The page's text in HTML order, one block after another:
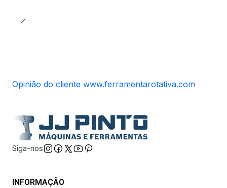
Opinião do cliente www.ferramentarotativa.com
Siga-nos
INFORMAÇÃO